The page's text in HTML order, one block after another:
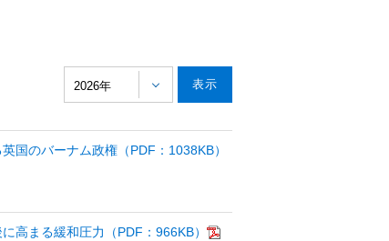
2026年
国のバーナム政権（PDF：1038KB）
高まる緩和圧力（PDF：966KB）